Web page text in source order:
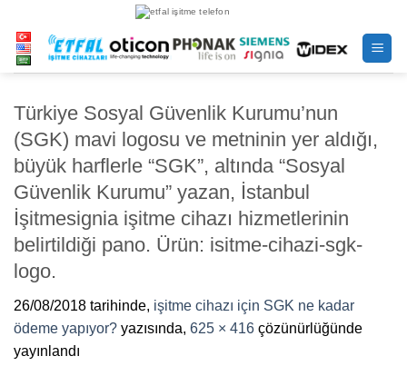
atla
Türkiye Sosyal Güvenlik Kurumu’nun
(SGK) mavi logosu ve metninin yer aldığı,
büyük harflerle “SGK”, altında “Sosyal
Güvenlik Kurumu” yazan, İstanbul
İşitmesignia işitme cihazı hizmetlerinin
belirtildiği pano. Ürün: isitme-cihazi-sgk-
logo.
26/08/2018 tarihinde, işitme cihazı için SGK ne kadar
ödeme yapıyor? yazısında, 625 × 416 çözünürlüğünde
yayınlandı